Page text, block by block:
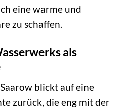
eine warme und
zu schaffen.
als
blickt auf eine
zurück, die eng mit der